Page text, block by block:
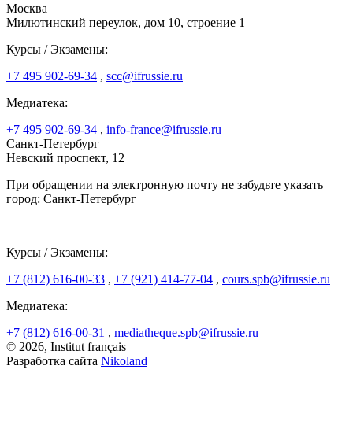
Москва
Милютинский переулок, дом 10, строение 1
Курсы / Экзамены:
+7 495 902-69-34 , scc@ifrussie.ru
Медиатека:
+7 495 902-69-34 , info-france@ifrussie.ru
Санкт-Петербург
Невский проспект, 12
При обращении на электронную почту не забудьте указать
город: Санкт-Петербург
Курсы / Экзамены:
+7 (812) 616-00-33 , +7 (921) 414-77-04 , cours.spb@ifrussie.ru
Медиатека:
+7 (812) 616-00-31 , mediatheque.spb@ifrussie.ru
© 2026, Institut français
Разработка сайта Nikoland